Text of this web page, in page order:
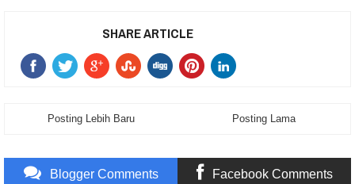
SHARE ARTICLE
Posting Lebih Baru Posting Lama
Blogger Comments Facebook Comments